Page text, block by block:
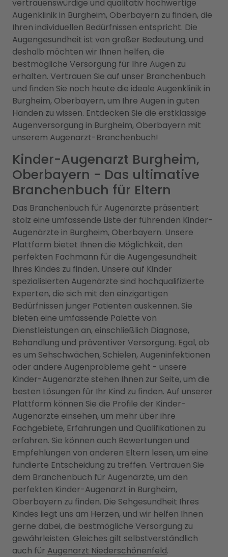
vertrauenswürdige und qualitativ hochwertige
Augenklinik in Burgheim, Oberbayern zu finden, die
Ihren individuellen Bedürfnissen entspricht. Die
Augengesundheit ist von großer Bedeutung, und
deshalb möchten wir Ihnen helfen, die
bestmögliche Versorgung für Ihre Augen zu
erhalten. Vertrauen Sie auf unser Branchenbuch
und finden Sie noch heute die ideale Augenklinik in
Burgheim, Oberbayern, um Ihre Augen in guten
Händen zu wissen. Entdecken Sie die erstklassige
Augenversorgung in Burgheim, Oberbayern mit
unserem Augenarzt-Branchenbuch!
Kinder-Augenarzt Burgheim,
Oberbayern - Das ultimative
Branchenbuch für Eltern
Das Branchenbuch für Augenärzte präsentiert
stolz eine umfassende Liste der führenden Kinder-
Augenärzte in Burgheim, Oberbayern. Unsere
Plattform bietet Ihnen die Möglichkeit, den
perfekten Fachmann für die Augengesundheit
Ihres Kindes zu finden. Unsere auf Kinder
spezialisierten Augenärzte sind hochqualifizierte
Experten, die sich mit den einzigartigen
Bedürfnissen junger Patienten auskennen. Sie
bieten eine umfassende Palette von
Dienstleistungen an, einschließlich Diagnose,
Behandlung und präventiver Versorgung. Egal, ob
es um Sehschwächen, Schielen, Augeninfektionen
oder andere Augenprobleme geht - unsere
Kinder-Augenärzte stehen Ihnen zur Seite, um die
besten Lösungen für Ihr Kind zu finden. Auf unserer
Plattform können Sie die Profile der Kinder-
Augenärzte einsehen, um mehr über ihre
Fachgebiete, Erfahrungen und Qualifikationen zu
erfahren. Sie können auch Bewertungen und
Empfehlungen von anderen Eltern lesen, um eine
fundierte Entscheidung zu treffen. Vertrauen Sie
dem Branchenbuch für Augenärzte, um den
perfekten Kinder-Augenarzt in Burgheim,
Oberbayern zu finden. Die Sehgesundheit Ihres
Kindes liegt uns am Herzen, und wir helfen Ihnen
gerne dabei, die bestmögliche Versorgung zu
gewährleisten. Gleiches gilt selbstverständlich
auch für Augenarzt Niederschönenfeld.